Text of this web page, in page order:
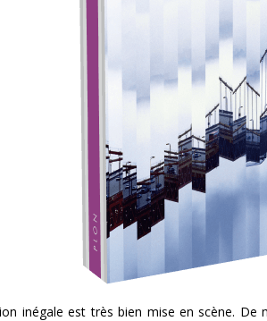
inégale est très bien mise en scène. De